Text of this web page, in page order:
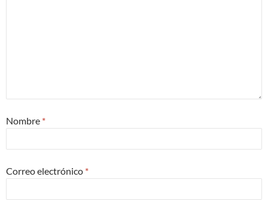
Nombre *
Correo electrónico *